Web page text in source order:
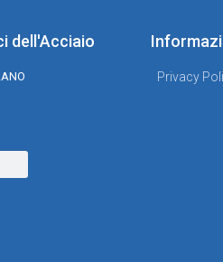
dell'Acciaio
Privacy